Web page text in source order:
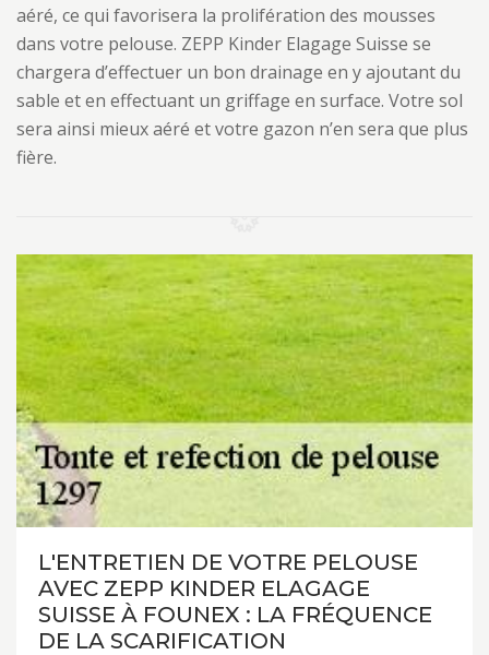
aéré, ce qui favorisera la prolifération des mousses
dans votre pelouse. ZEPP Kinder Elagage Suisse se
chargera d’effectuer un bon drainage en y ajoutant du
sable et en effectuant un griffage en surface. Votre sol
sera ainsi mieux aéré et votre gazon n’en sera que plus
fière.
L'ENTRETIEN DE VOTRE PELOUSE
AVEC ZEPP KINDER ELAGAGE
SUISSE À FOUNEX : LA FRÉQUENCE
DE LA SCARIFICATION